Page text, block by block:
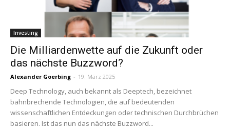
Investing
Die Milliardenwette auf die Zukunft oder
das nächste Buzzword?
Alexander Goerbing - 19. März 2025
Deep Technology, auch bekannt als Deeptech, bezeichnet
bahnbrechende Technologien, die auf bedeutenden
wissenschaftlichen Entdeckungen oder technischen Durchbrüchen
basieren. Ist das nun das nächste Buzzword...